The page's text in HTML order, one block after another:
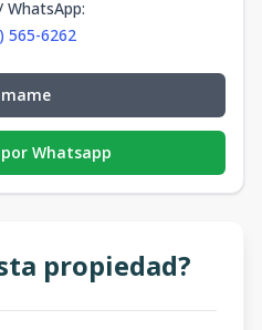
WhatsApp:
565-6262
Whatsapp
propiedad?